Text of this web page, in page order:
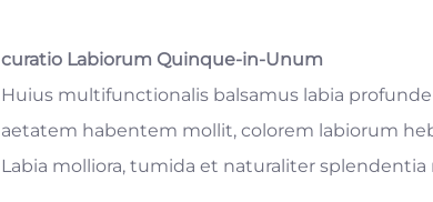
curatio Labiorum Quinque-in-Unum
Huius multifunctionalis balsamus labia
aetatem habentem mollit, colorem labiorum
Labia molliora, tumida et naturaliter